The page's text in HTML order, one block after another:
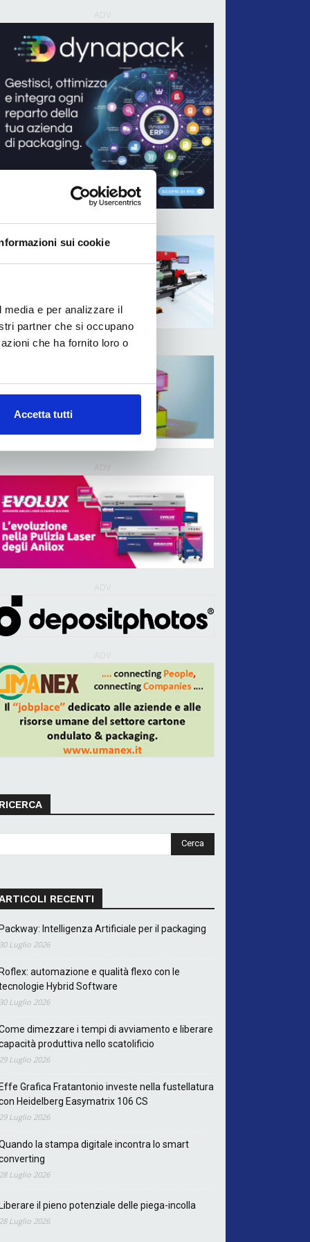
sui cookie
e per analizzare il
partner che si occupano
che ha fornito loro o
Accetta tutti
ADV
ADV
ADV
RECENTI
Intelligenza Artificiale per il packaging
Luglio 2026
automazione e qualità flexo con le
Hybrid Software
Luglio 2026
dimezzare i tempi di avviamento e liberare
produttiva nello scatolificio
Luglio 2026
Grafica Fratantonio investe nella fustellatura
Heidelberg Easymatrix 106 CS
Luglio 2026
la stampa digitale incontra lo smart
Luglio 2026
il pieno potenziale delle piega-incolla
Luglio 2026